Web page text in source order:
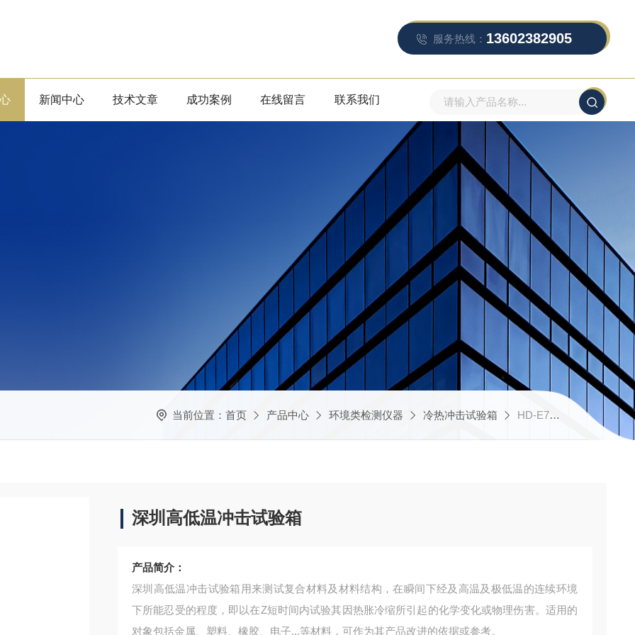
服务热线： 13602382905
新闻中心 技术文章 成功案例 在线留言 联系我们
当前位置： 首页 产品中心 环境类检测仪器 冷热冲击试验箱 HD-E702深圳高低温冲击试验箱
深圳高低温冲击试验箱
产品简介：
深圳高低温冲击试验箱用来测试复合材料及材料结构，在瞬间下经及高温及极低温的连续环境
下所能忍受的程度，即以在Z短时间内试验其因热胀冷缩所引起的化学变化或物理伤害。适用的
对象包括金属、塑料、橡胶、电子...等材料，可作为其产品改进的依据或参考。